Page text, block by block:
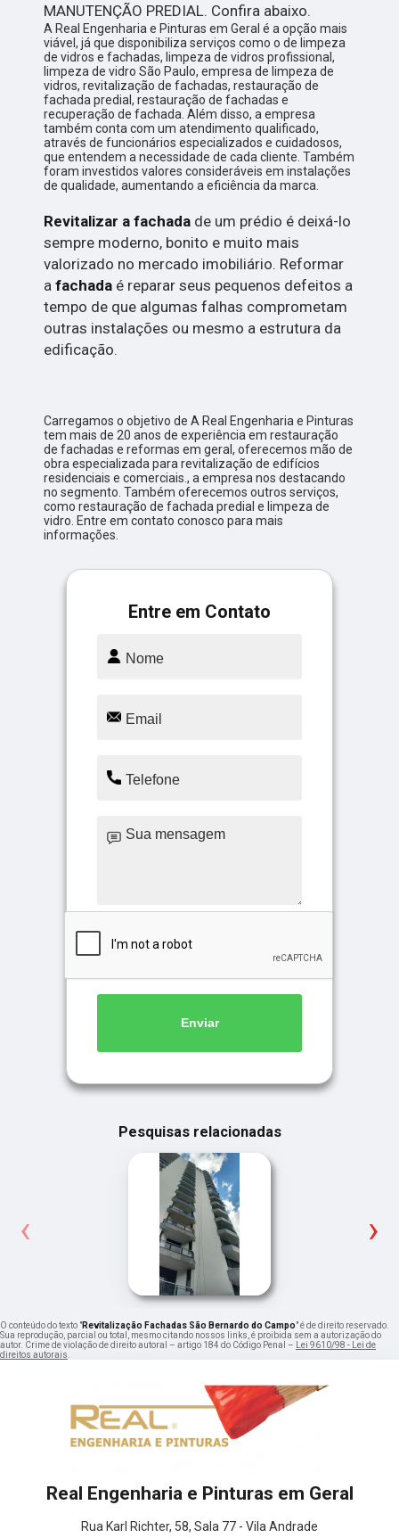
MANUTENÇÃO PREDIAL. Confira abaixo.
A Real Engenharia e Pinturas em Geral é a opção mais
viável, já que disponibiliza serviços como o de limpeza
de vidros e fachadas, limpeza de vidros profissional,
limpeza de vidro São Paulo, empresa de limpeza de
vidros, revitalização de fachadas, restauração de
fachada predial, restauração de fachadas e
recuperação de fachada. Além disso, a empresa
também conta com um atendimento qualificado,
através de funcionários especializados e cuidadosos,
que entendem a necessidade de cada cliente. Também
foram investidos valores consideráveis em instalações
de qualidade, aumentando a eficiência da marca.
Revitalizar a fachada de um prédio é deixá-lo
sempre moderno, bonito e muito mais
valorizado no mercado imobiliário. Reformar
afachada é reparar seus pequenos defeitos a
tempo de que algumas falhas comprometam
outras instalações ou mesmo a estrutura da
edificação.
Carregamos o objetivo de A Real Engenharia e Pinturas
tem mais de 20 anos de experiência em restauração
de fachadas e reformas em geral, oferecemos mão de
obra especializada para revitalização de edifícios
residenciais e comerciais., a empresa nos destacando
no segmento. Também oferecemos outros serviços,
como restauração de fachada predial e limpeza de
vidro. Entre em contato conosco para mais
informações.
Entre em Contato
Enviar
Pesquisas relacionadas
‹ ›
O conteúdo do texto "Revitalização Fachadas São Bernardo do Campo" é de direito reservado.
Sua reprodução, parcial ou total, mesmo citando nossos links, é proibida sem a autorização do
autor. Crime de violação de direito autoral – artigo 184 do Código Penal – Lei 9610/98 - Lei de
direitos autorais.
Real Engenharia e Pinturas em Geral
Rua Karl Richter, 58, Sala 77 - Vila Andrade